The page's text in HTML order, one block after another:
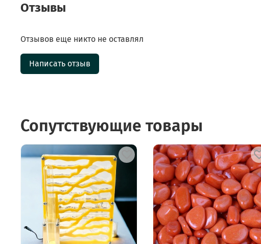
Отзывы
Отзывов еще никто не оставлял
Написать отзыв
Сопутствующие товары